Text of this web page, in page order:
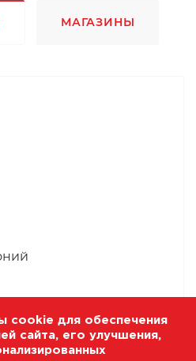
МАГАЗИНЫ
cookie для обеспечения
сайта, его улучшения,